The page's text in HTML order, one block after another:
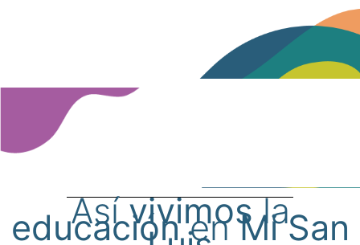
Asívivimosla
educaciónenMi San